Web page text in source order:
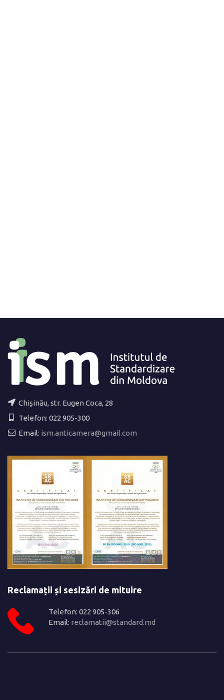
Chișinău, str. Eugen Coca, 28
Telefon: 022 905-300
Email: ism.anticamera@gmail.com
Reclamații și sesizări de mituire
Telefon: 022 905-306
Email: reclamatii@standard.md